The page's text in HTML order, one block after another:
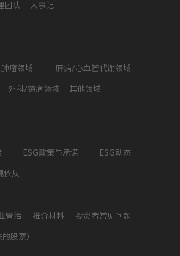
团队 大事记
肿瘤领域 肝病/心血管代谢领域
外科/镇痛领域 其他领域
ESG政策与承诺 ESG动态
依从
管治 推介材料 投资者常见问题
股票）